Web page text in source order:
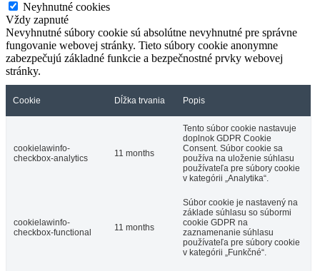
Neyhnutné cookies
Vždy zapnuté
Nevyhnutné súbory cookie sú absolútne nevyhnutné pre správne
fungovanie webovej stránky. Tieto súbory cookie anonymne
zabezpečujú základné funkcie a bezpečnostné prvky webovej
stránky.
Cookie Dĺžka trvania Popis
cookielawinfo-
checkbox-analytics
11 months
Tento súbor cookie nastavuje
doplnok GDPR Cookie
Consent. Súbor cookie sa
používa na uloženie súhlasu
používateľa pre súbory cookie
v kategórii „Analytika“.
cookielawinfo-
checkbox-functional
11 months
Súbor cookie je nastavený na
základe súhlasu so súbormi
cookie GDPR na
zaznamenanie súhlasu
používateľa pre súbory cookie
v kategórii „Funkčné“.